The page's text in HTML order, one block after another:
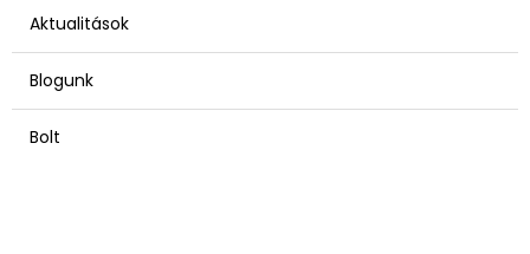
Aktualitások
Blogunk
Bolt